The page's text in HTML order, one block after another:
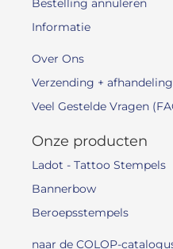
Bestelling annuleren
Informatie
Over Ons
Verzending + afhandeling
Veel Gestelde Vragen
Onze producten
Ladot - Tattoo Stempels
Bannerbow
Beroepsstempels
naar de COLOP-